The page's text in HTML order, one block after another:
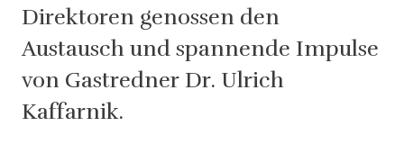
Direktoren genossen den
Austausch und spannende Impulse
von Gastredner Dr. Ulrich
Kaffarnik.